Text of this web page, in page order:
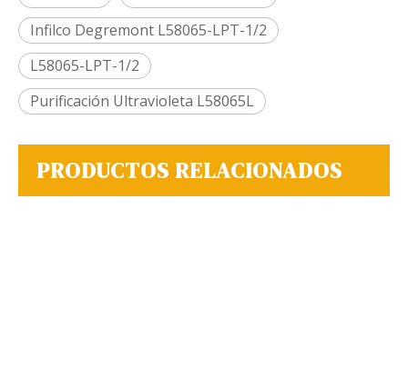
Infilco Degremont L58065-LPT-1/2
L58065-LPT-1/2
Purificación Ultravioleta L58065L
PRODUCTOS RELACIONADOS